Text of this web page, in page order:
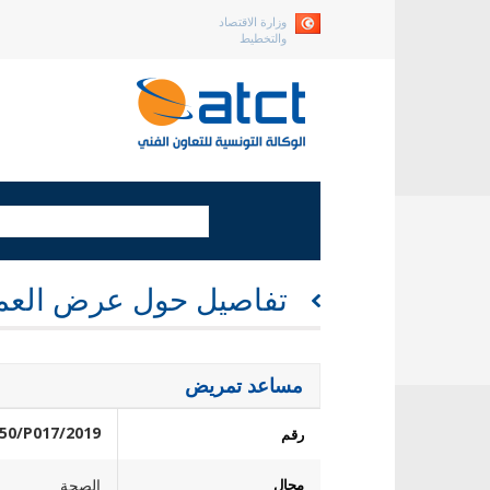
وزارة الاقتصاد
والتخطيط
تفاصيل حول عرض
مساعد تمريض
رقم 2019/R150/P017
مجال الصحة